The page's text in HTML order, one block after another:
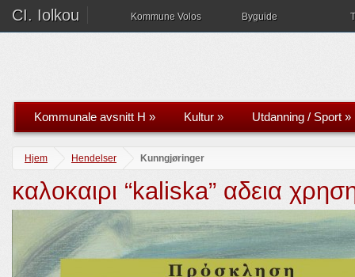
CI. Iolkou Kommune Volos Byguide
Kommunale avsnitt H » Kultur » Utdanning / Sport »
Hjem Hendelser Kunngjøringer
καλοκαιρι “kaliska” αδεια